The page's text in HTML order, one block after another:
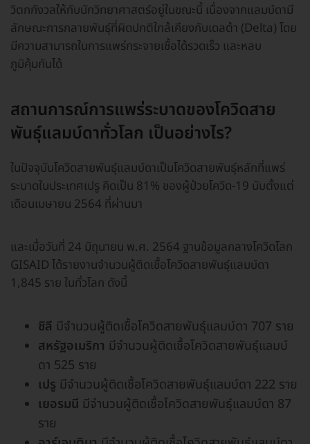
วิตกกังวลให้กับนักวิทยาศาสตร์อยู่ในขณะนี้ เนื่องจากแลมบ์ดามี
ลักษณะการกลายพันธุ์ที่ผิดปกติใกล้เคียงกับเดลต้า (Delta) โดย
มีความสามารถในการแพร่กระจายเชื้อได้รวดเร็ว และหลบ
ภูมิคุ้มกันได้
สถานการณ์การแพร่ระบาดของโควิดสาย
พันธุ์แลมบ์ดาทั่วโลก เป็นอย่างไร?
ในปัจจุบันโควิดสายพันธุ์แลมบ์ดาเป็นโควิดสายพันธุ์หลักที่แพร่
ระบาดในประเทศเปรู คิดเป็น 81% ของผู้ป่วยโควิด-19 นับตั้งแต่
เดือนเมษายน 2564 ที่ผ่านมา
และเมื่อวันที่ 24 มิถุนายน พ.ศ. 2564 ฐานข้อมูลกลางโควิดโลก
GISAID ได้รายงานจำนวนผู้ติดเชื้อโควิดสายพันธุ์แลมบ์ดา
1,845 ราย ในทั่วโลก ดังนี้
ชิลี มีจำนวนผู้ติดเชื้อโควิดสายพันธุ์แลมบ์ดา 707 ราย
สหรัฐอเมริกา มีจำนวนผู้ติดเชื้อโควิดสายพันธุ์แลมบ์
ดา 525 ราย
เปรู มีจำนวนผู้ติดเชื้อโควิดสายพันธุ์แลมบ์ดา 222 ราย
เยอรมนี มีจำนวนผู้ติดเชื้อโควิดสายพันธุ์แลมบ์ดา 87
ราย